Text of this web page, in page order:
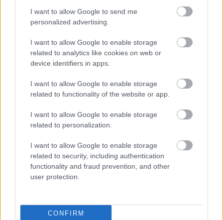
I want to allow Google to send me
personalized advertising.
I want to allow Google to enable storage
related to analytics like cookies on web or
device identifiers in apps.
I want to allow Google to enable storage
related to functionality of the website or app.
I want to allow Google to enable storage
related to personalization.
I want to allow Google to enable storage
related to security, including authentication
functionality and fraud prevention, and other
user protection.
CONFIRM
1 nap 12 óra 20 perc 22 másodperc
Leeds United vs Manchester United 2026-08-12 20:30
AC MilanvsManchester United2026-08-15 18:00
ELŐZŐ MÉRKŐZÉSEK
Támogatás
Támogasd adományoddal
a ManUtdFanatics.hu működését!